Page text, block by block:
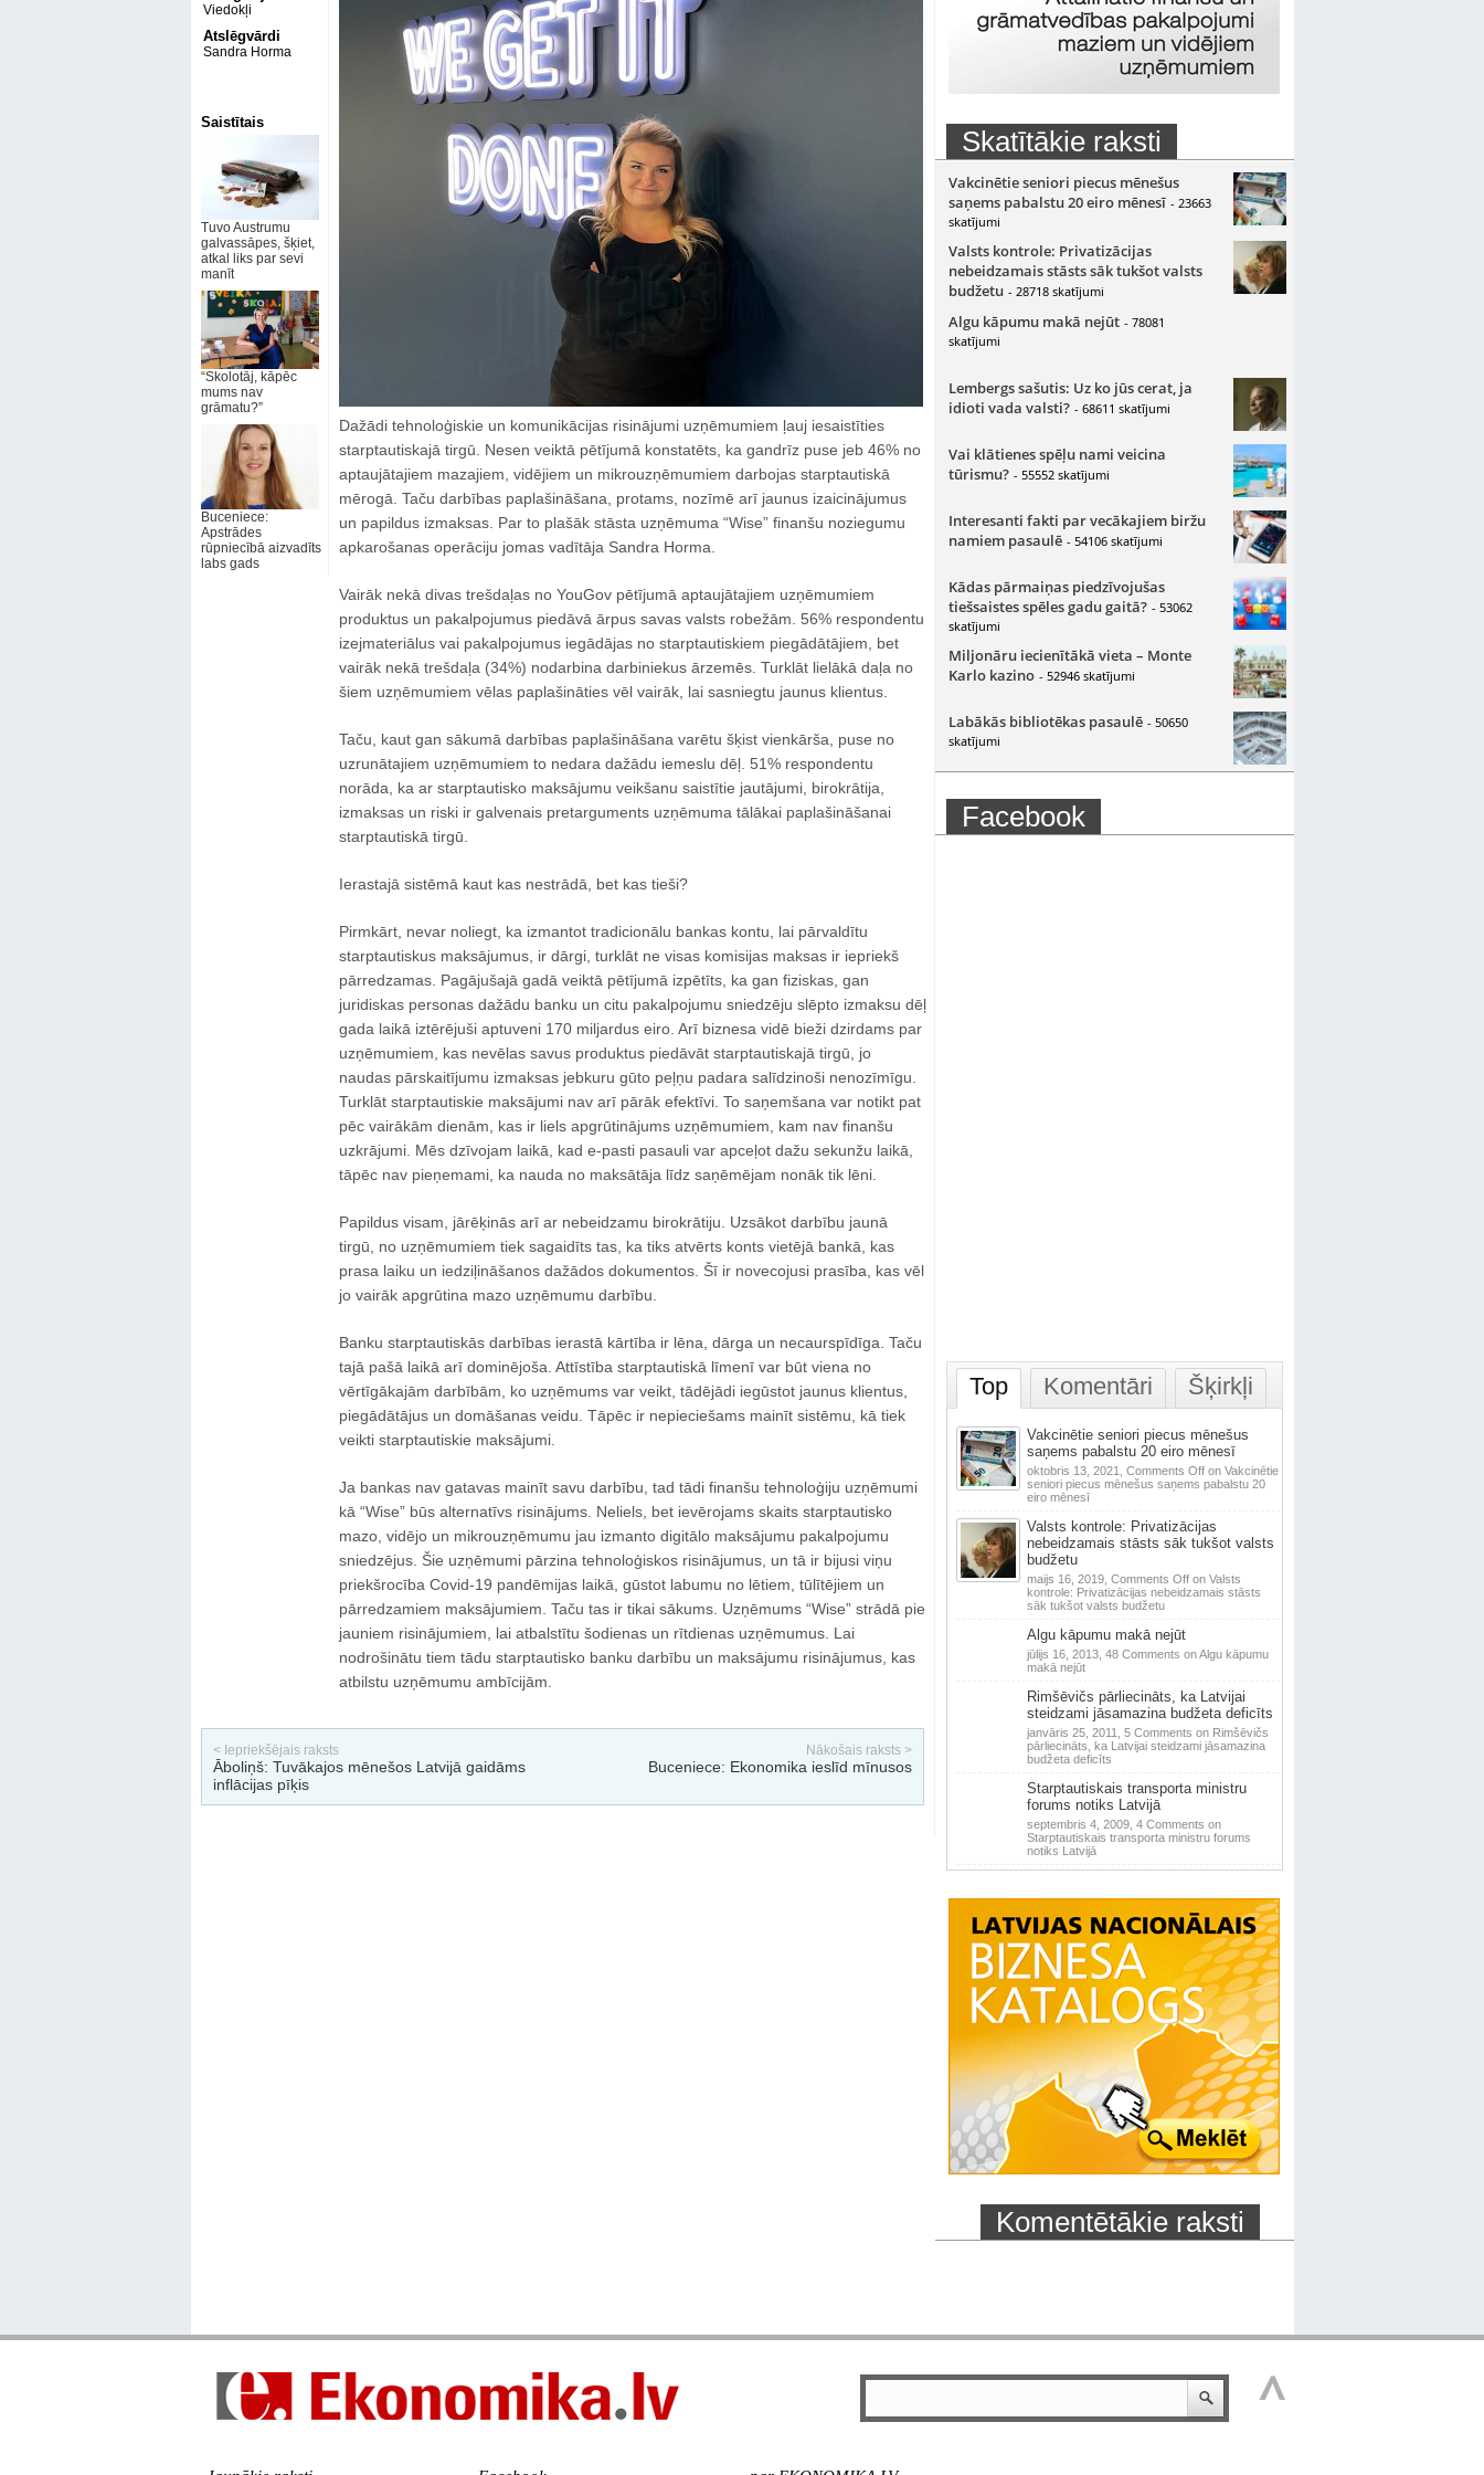
Viedokļi
Atslēgvārdi
Sandra Horma
Saistītais
Tuvo Austrumu
galvassāpes, šķiet,
atkal liks par sevi
manīt
“Skolotāj, kāpēc
mums nav
grāmatu?”
Buceniece:
Apstrādes
rūpniecībā aizvadīts
labs gads
Dažādi tehnoloģiskie un komunikācijas risinājumi uzņēmumiem ļauj iesaistīties
starptautiskajā tirgū. Nesen veiktā pētījumā konstatēts, ka gandrīz puse jeb 46% no
aptaujātajiem mazajiem, vidējiem un mikrouzņēmumiem darbojas starptautiskā
mērogā. Taču darbības paplašināšana, protams, nozīmē arī jaunus izaicinājumus
un papildus izmaksas. Par to plašāk stāsta uzņēmuma “Wise” finanšu noziegumu
apkarošanas operāciju jomas vadītāja Sandra Horma.
Vairāk nekā divas trešdaļas no YouGov pētījumā aptaujātajiem uzņēmumiem
produktus un pakalpojumus piedāvā ārpus savas valsts robežām. 56% respondentu
izejmateriālus vai pakalpojumus iegādājas no starptautiskiem piegādātājiem, bet
vairāk nekā trešdaļa (34%) nodarbina darbiniekus ārzemēs. Turklāt lielākā daļa no
šiem uzņēmumiem vēlas paplašināties vēl vairāk, lai sasniegtu jaunus klientus.
Taču, kaut gan sākumā darbības paplašināšana varētu šķist vienkārša, puse no
uzrunātajiem uzņēmumiem to nedara dažādu iemeslu dēļ. 51% respondentu
norāda, ka ar starptautisko maksājumu veikšanu saistītie jautājumi, birokrātija,
izmaksas un riski ir galvenais pretarguments uzņēmuma tālākai paplašināšanai
starptautiskā tirgū.
Ierastajā sistēmā kaut kas nestrādā, bet kas tieši?
Pirmkārt, nevar noliegt, ka izmantot tradicionālu bankas kontu, lai pārvaldītu
starptautiskus maksājumus, ir dārgi, turklāt ne visas komisijas maksas ir iepriekš
pārredzamas. Pagājušajā gadā veiktā pētījumā izpētīts, ka gan fiziskas, gan
juridiskas personas dažādu banku un citu pakalpojumu sniedzēju slēpto izmaksu dēļ
gada laikā iztērējuši aptuveni 170 miljardus eiro. Arī biznesa vidē bieži dzirdams par
uzņēmumiem, kas nevēlas savus produktus piedāvāt starptautiskajā tirgū, jo
naudas pārskaitījumu izmaksas jebkuru gūto peļņu padara salīdzinoši nenozīmīgu.
Turklāt starptautiskie maksājumi nav arī pārāk efektīvi. To saņemšana var notikt pat
pēc vairākām dienām, kas ir liels apgrūtinājums uzņēmumiem, kam nav finanšu
uzkrājumi. Mēs dzīvojam laikā, kad e-pasti pasauli var apceļot dažu sekunžu laikā,
tāpēc nav pieņemami, ka nauda no maksātāja līdz saņēmējam nonāk tik lēni.
Papildus visam, jārēķinās arī ar nebeidzamu birokrātiju. Uzsākot darbību jaunā
tirgū, no uzņēmumiem tiek sagaidīts tas, ka tiks atvērts konts vietējā bankā, kas
prasa laiku un iedziļināšanos dažādos dokumentos. Šī ir novecojusi prasība, kas vēl
jo vairāk apgrūtina mazo uzņēmumu darbību.
Banku starptautiskās darbības ierastā kārtība ir lēna, dārga un necaurspīdīga. Taču
tajā pašā laikā arī dominējoša. Attīstība starptautiskā līmenī var būt viena no
vērtīgākajām darbībām, ko uzņēmums var veikt, tādējādi iegūstot jaunus klientus,
piegādātājus un domāšanas veidu. Tāpēc ir nepieciešams mainīt sistēmu, kā tiek
veikti starptautiskie maksājumi.
Ja bankas nav gatavas mainīt savu darbību, tad tādi finanšu tehnoloģiju uzņēmumi
kā “Wise” būs alternatīvs risinājums. Neliels, bet ievērojams skaits starptautisko
mazo, vidējo un mikrouzņēmumu jau izmanto digitālo maksājumu pakalpojumu
sniedzējus. Šie uzņēmumi pārzina tehnoloģiskos risinājumus, un tā ir bijusi viņu
priekšrocība Covid-19 pandēmijas laikā, gūstot labumu no lētiem, tūlītējiem un
pārredzamiem maksājumiem. Taču tas ir tikai sākums. Uzņēmums “Wise” strādā pie
jauniem risinājumiem, lai atbalstītu šodienas un rītdienas uzņēmumus. Lai
nodrošinātu tiem tādu starptautisko banku darbību un maksājumu risinājumus, kas
atbilstu uzņēmumu ambīcijām.
< Iepriekšējais raksts
Āboliņš: Tuvākajos mēnešos Latvijā gaidāms
inflācijas pīķis
Nākošais raksts >
Buceniece: Ekonomika ieslīd mīnusos
Skatītākie raksti
Vakcinētie seniori piecus mēnešus
saņems pabalstu 20 eiro mēnesī - 23663
skatījumi
Valsts kontrole: Privatizācijas
nebeidzamais stāsts sāk tukšot valsts
budžetu - 28718 skatījumi
Algu kāpumu makā nejūt - 78081
skatījumi
Lembergs sašutis: Uz ko jūs cerat, ja
idioti vada valsti? - 68611 skatījumi
Vai klātienes spēļu nami veicina
tūrismu? - 55552 skatījumi
Interesanti fakti par vecākajiem biržu
namiem pasaulē - 54106 skatījumi
Kādas pārmaiņas piedzīvojušas
tiešsaistes spēles gadu gaitā? - 53062
skatījumi
Miljonāru iecienītākā vieta – Monte
Karlo kazino - 52946 skatījumi
Labākās bibliotēkas pasaulē - 50650
skatījumi
Facebook
Top Komentāri Šķirkļi
Vakcinētie seniori piecus mēnešus
saņems pabalstu 20 eiro mēnesī
oktobris 13, 2021, Comments Offon Vakcinētie
seniori piecus mēnešus saņems pabalstu 20
eiro mēnesī
Valsts kontrole: Privatizācijas
nebeidzamais stāsts sāk tukšot valsts
budžetu
maijs 16, 2019, Comments Offon Valsts
kontrole: Privatizācijas nebeidzamais stāsts
sāk tukšot valsts budžetu
Algu kāpumu makā nejūt
jūlijs 16, 2013, 48 Comments on Algu kāpumu
makā nejūt
Rimšēvičs pārliecināts, ka Latvijai
steidzami jāsamazina budžeta deficīts
janvāris 25, 2011, 5 Comments on Rimšēvičs
pārliecināts, ka Latvijai steidzami jāsamazina
budžeta deficīts
Starptautiskais transporta ministru
forums notiks Latvijā
septembris 4, 2009, 4 Comments on
Starptautiskais transporta ministru forums
notiks Latvijā
Komentētākie raksti